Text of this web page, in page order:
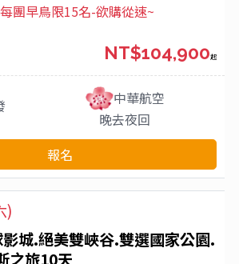
團早鳥限15名-欲購從速~
中華航空
晚去夜回
NT$104,900起
報名
)
城.絕美雙峽谷.雙選國家公園.
之旅10天